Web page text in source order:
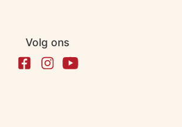
Volg ons